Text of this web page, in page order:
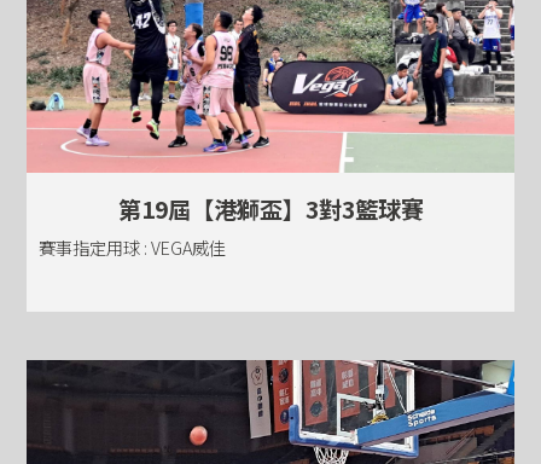
第19屆【港獅盃】3對3籃球賽
賽事指定用球 : VEGA威佳